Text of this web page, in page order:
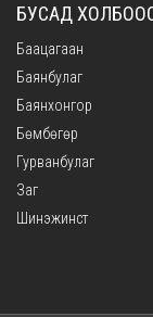
БУСАД
Баацагаан
Баянбулаг
Баянхонгор
Бөмбөгөр
Гурванбулаг
Заг
Шинэжинст